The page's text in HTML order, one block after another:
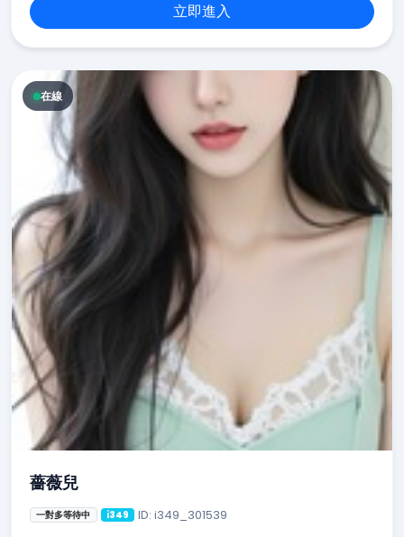
立即進入
在線
薔薇兒
一對多等待中 i349 ID: i349_301539